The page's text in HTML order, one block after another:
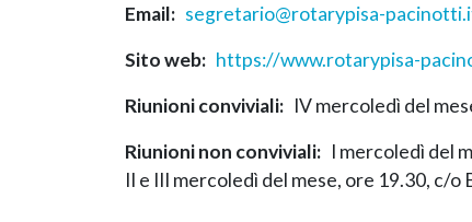
Email
segretario@rotarypisa-
Sito web
https://www.rotarypisa-
Riunioni conviviali
IV mercoledì del
Riunioni non conviviali
I mercoledì del
II e III mercoledì del mese, ore 19.30, c/o